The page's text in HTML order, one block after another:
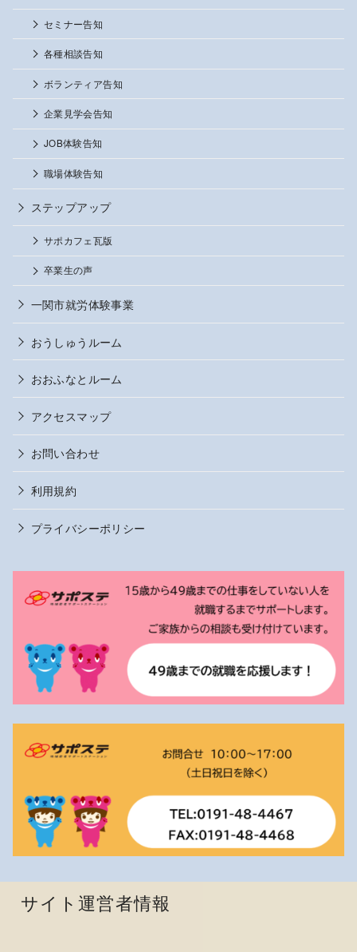
セミナー告知
各種相談告知
ボランティア告知
企業見学会告知
JOB体験告知
職場体験告知
ステップアップ
サポカフェ瓦版
卒業生の声
一関市就労体験事業
おうしゅうルーム
おおふなとルーム
アクセスマップ
お問い合わせ
利用規約
プライバシーポリシー
サイト運営者情報